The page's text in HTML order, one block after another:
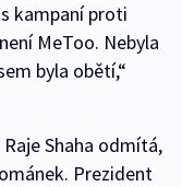
kampaní proti
MeToo. Nebyla
byla obětí,“
Shaha odmítá,
Prezident